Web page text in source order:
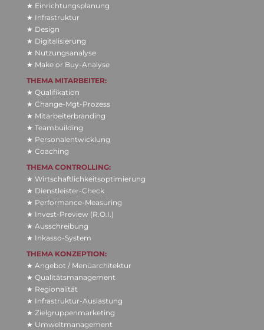
★ Ein­rich­tungs­pla­nung
★ Infra­struk­tur
★ Design
★ Digi­ta­li­sie­rung
★ Nut­zungs­ana­lyse
★ Make or Buy-Analyse
THEMA MIT­AR­BEI­TER:
★ Qualifikation
★ Change-Mgt-Prozess
★ Mitarbeiterbranding
★ Teambuilding
★ Personalentwicklung
★ Coaching
THEMA CON­TROL­LING:
★ Wirtschaftlichkeitsoptimierung
★ Dienstleister-Check
★ Performance-Measuring
★ Invest-Pre­view (R.O.I.)
★ Ausschreibung
★ Inkasso-System
THEMA KON­ZEP­TION:
★ Ange­bot / Menü­ar­chi­tek­tur
★ Qua­li­täts­ma­nage­ment
★ Regio­na­li­tät
★ Infra­struk­tur-Aus­las­tung
★ Ziel­grup­pen­mar­ke­ting
★ Umweltmanagement